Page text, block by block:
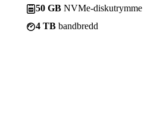
50 GB NVMe-diskutrymme
4 TB bandbredd